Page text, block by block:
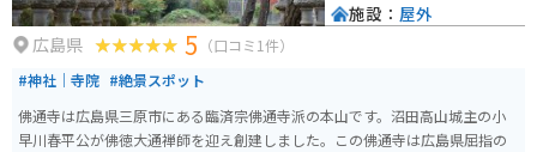
広島県 5 （口コミ1件）
#神社｜寺院 #絶景スポット
佛通寺は広島県三原市にある臨済宗佛通寺派の本山です。沼田高山城主の小
早川春平公が佛徳大通禅師を迎え創建しました。この佛通寺は広島県屈指の
施設： 屋外